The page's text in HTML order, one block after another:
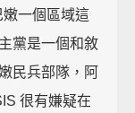
一個區域這
黨是一個和敘
民兵部隊，阿
很有嫌疑在